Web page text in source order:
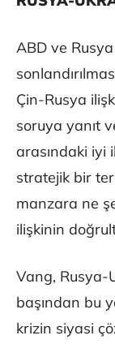
ABD ve
Çin-Rusya
soruya yanıt
arasındaki iyi
stratejik bir
manzara ne
ilişkinin
Vang, Rusya-
başından bu
krizin siyasi